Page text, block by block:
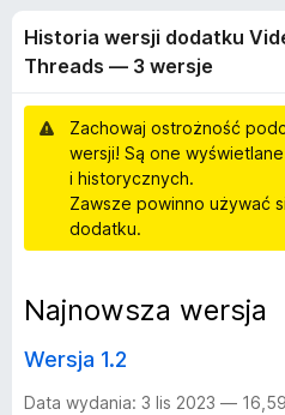
r
i
F
i
r
f
i
a
w
e
r
s
j
Historia wersji dodatku
Threads — 3 wersje
Zachowaj ostrożność
wersji! Są one
i historycznych.
Zawsze powinno używać
dodatku.
Najnowsza wersja
Wersja 1.2
Data wydania: 3 lis 2023 —